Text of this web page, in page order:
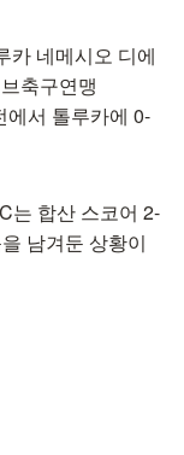
카 네메시오 디에
축구연맹
에서 톨루카에 0-
는 합산 스코어 2-
남겨둔 상황이